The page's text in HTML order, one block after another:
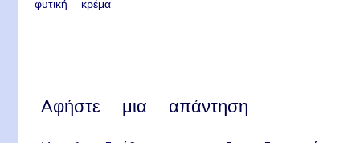
φυτική κρέμα
Αφήστε μια απάντηση